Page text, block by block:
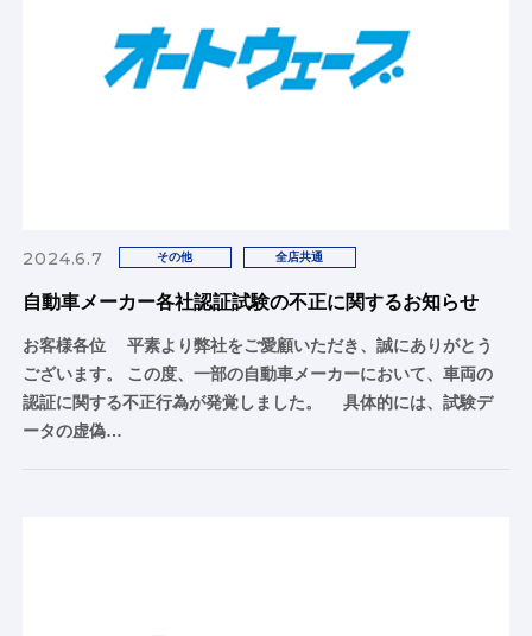
2024.6.7 その他 全店共通
自動車メーカー各社認証試験の不正に関するお知らせ
お客様各位 平素より弊社をご愛顧いただき、誠にありがとう
ございます。 この度、一部の自動車メーカーにおいて、車両の
認証に関する不正行為が発覚しました。 具体的には、試験デ
ータの虚偽…